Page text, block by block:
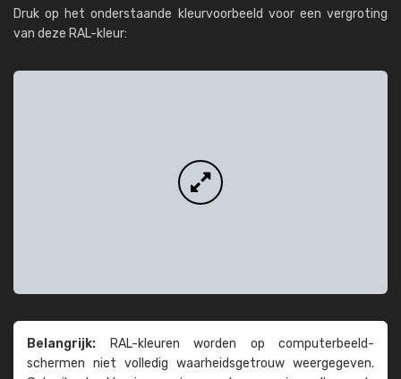
Druk op het onderstaande kleurvoorbeeld voor een vergroting
van deze RAL-kleur:
Belangrijk: RAL-kleuren worden op computer­beeld­
schermen niet volledig waarheids­­getrouw weer­gegeven.